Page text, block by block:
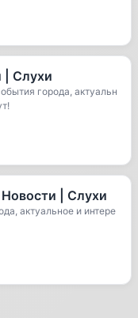
| Слухи
города, актуальн
| Слухи
актуальное и интере